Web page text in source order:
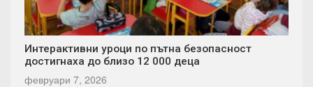
Интерактивни уроци по пътна безопасност
достигнаха до близо 12 000 деца
февруари 7, 2026